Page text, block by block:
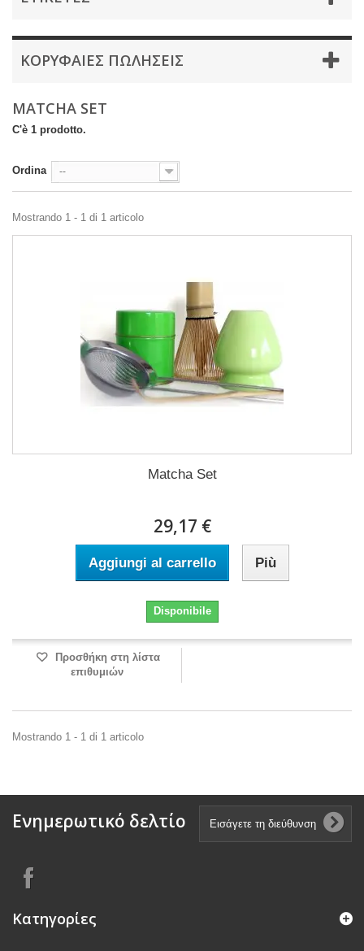
ΚΟΡΥΦΑΊΕΣ ΠΩΛΉΣΕΙΣ
MATCHA SET
C'è 1 prodotto.
Ordina --
Mostrando 1 - 1 di 1 articolo
Matcha Set
29,17 €
Aggiungi al carrello Più
Disponibile
Προσθήκη στη λίστα
επιθυμιών
Mostrando 1 - 1 di 1 articolo
Ενημερωτικό δελτίο
Κατηγορίες